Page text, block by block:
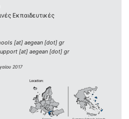
Εκπαιδευτικές
[at] aegean [dot] gr
[at] aegean [dot] gr
2017